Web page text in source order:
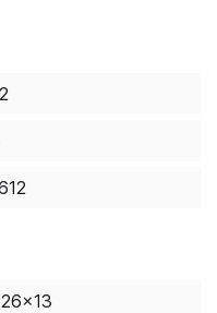
в том, что
происходит за счет
и необходимости
читатель
Для широкого